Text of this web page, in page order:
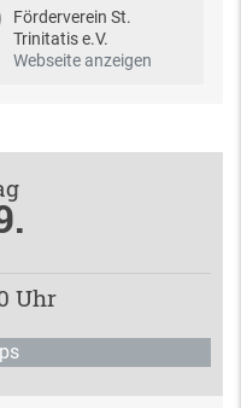
Förderverein St.
Trinitatis e.V.
Webseite anzeigen
Uhr